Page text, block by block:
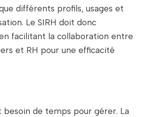
différents profils, usages et
Le SIRH doit donc
facilitant la collaboration entre
et RH pour une efficacité
besoin de temps pour gérer. La